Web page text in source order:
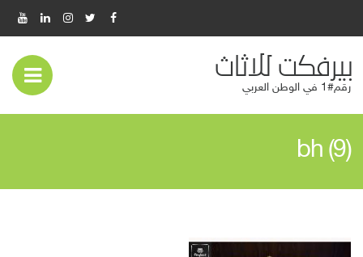
بيرفكت للاثاث
رقم#1 في الوطن العربي
bh (9)